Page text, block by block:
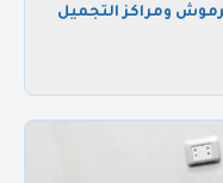
ومراكز التجميل